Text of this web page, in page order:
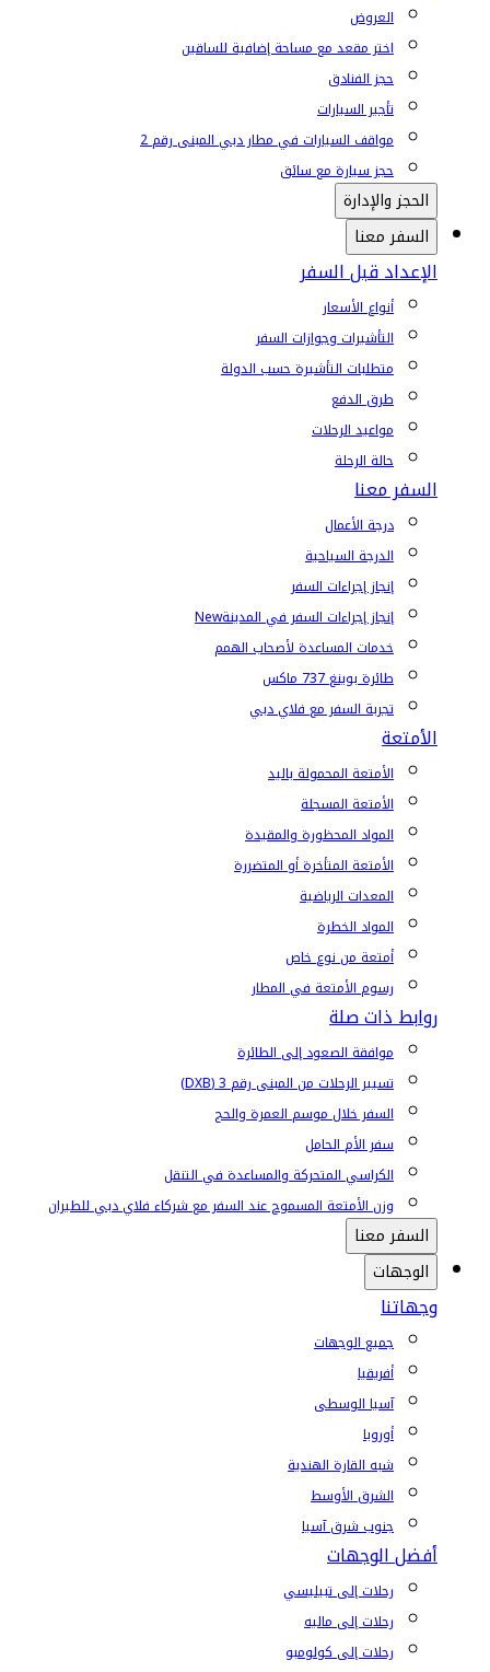
العروض
اختر مقعد مع مساحة إضافية للساقين
حجز الفنادق
تأجير السيارات
مواقف السيارات في مطار دبي المبنى رقم 2
حجز سيارة مع سائق
الحجز والإدارة
السفر معنا
الإعداد قبل السفر
أنواع الأسعار
التأشيرات وجوازات السفر
متطلبات التأشيرة حسب الدولة
طرق الدفع
مواعيد الرحلات
حالة الرحلة
السفر معنا
درجة الأعمال
الدرجة السياحية
إنجاز إجراءات السفر
إنجاز إجراءات السفر في المدينةNew
خدمات المساعدة لأصحاب الهمم
طائرة بوينغ 737 ماكس
تجربة السفر مع فلاي دبي
الأمتعة
الأمتعة المحمولة باليد
الأمتعة المسجلة
المواد المحظورة والمقيدة
الأمتعة المتأخرة أو المتضررة
المعدات الرياضية
المواد الخطرة
أمتعة من نوع خاص
رسوم الأمتعة في المطار
روابط ذات صلة
موافقة الصعود إلى الطائرة
تسيير الرحلات من المبنى رقم 3 (DXB)
السفر خلال موسم العمرة والحج
سفر الأم الحامل
الكراسي المتحركة والمساعدة في التنقل
وزن الأمتعة المسموح عند السفر مع شركاء فلاي دبي للطيران
السفر معنا
الوجهات
وجهاتنا
جميع الوجهات
أفريقيا
آسيا الوسطى
أوروبا
شبه القارة الهندية
الشرق الأوسط
جنوب شرق آسيا
أفضل الوجهات
رحلات إلى تبيليسي
رحلات إلى ماليه
رحلات إلى كولومبو